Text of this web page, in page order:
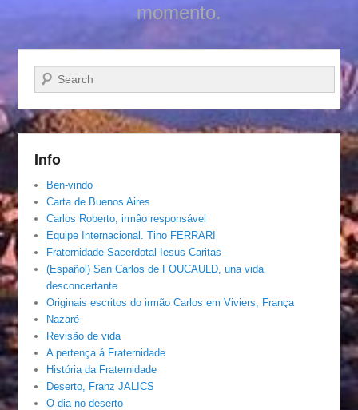
momento.
Pesquisar…
Info
Ben-vindo
Carta de Buenos Aires
Carlos Roberto, irmâo responsável
Equipe Internacional. Tino FERRARI
Fraternidade Sacerdotal Iesus Caritas
(Español) San Carlos de FOUCAULD, una vida
desconcertante
Originais escritos do irmão Carlos em Viviers, França
Nazaré
Revisão de vida
A pertença á Fraternidade
História da Fraternidade
Deserto, Franz JALICS
O dia no deserto